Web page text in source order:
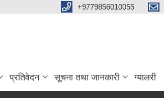
+9779856010055
प्रतिवेदन सूचना तथा जानकारी ग्यालरी